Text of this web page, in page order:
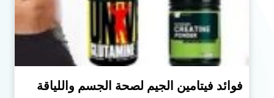
فوائد فيتامين الجيم لصحة الجسم واللياقة